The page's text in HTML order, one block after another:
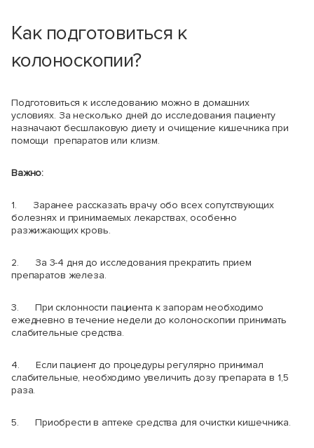
Как подготовиться к
колоноскопии?
Подготовиться к исследованию можно в домашних
условиях. За несколько дней до исследования пациенту
назначают бесшлаковую диету и очищение кишечника при
помощи препаратов или клизм.
Важно:
1. Заранее рассказать врачу обо всех сопутствующих
болезнях и принимаемых лекарствах, особенно
разжижающих кровь.
2. За 3-4 дня до исследования прекратить прием
препаратов железа.
3. При склонности пациента к запорам необходимо
ежедневно в течение недели до колоноскопии принимать
слабительные средства.
4. Если пациент до процедуры регулярно принимал
слабительные, необходимо увеличить дозу препарата в 1,5
раза.
5. Приобрести в аптеке средства для очистки кишечника.